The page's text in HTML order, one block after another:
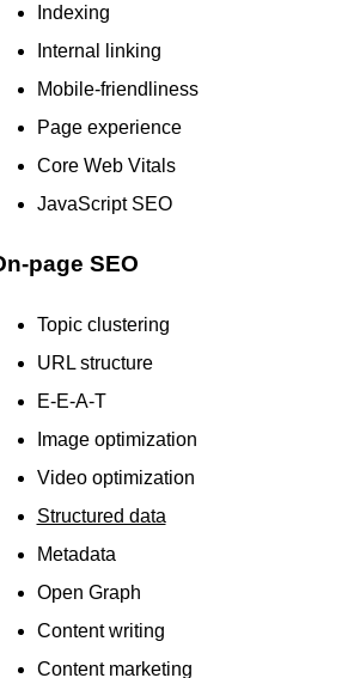
Indexing
Internal linking
Mobile-friendliness
Page experience
Core Web Vitals
JavaScript SEO
page SEO
Topic clustering
URL structure
E-E-A-T
Image optimization
Video optimization
Structured data
Metadata
Open Graph
Content writing
Content marketing